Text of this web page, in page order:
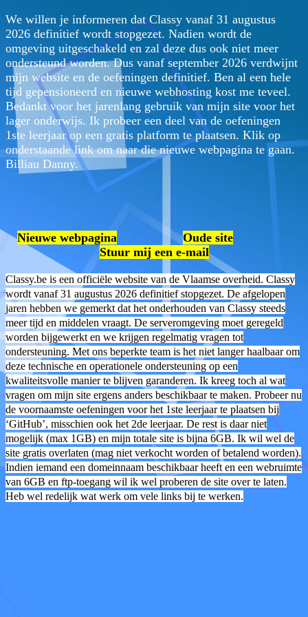
We willen je informeren dat Classy vanaf 31 augustus
2026 definitief wordt stopgezet. Nadien wordt de
omgeving uitgeschakeld en zal deze dus ook niet meer
ondersteund worden. Dus vanaf september 2026 verdwijnt
mijn website en de oefeningen definitief. Ben al een hele
tijd gepensioneerd en nieuwe webhosting kost me teveel.
Bedankt voor het jarenlang gebruik van mijn site voor het
lager onderwijs. Ik probeer een deel van de oefeningen
1ste leerjaar op een gratis platform te plaatsen. Klik op
onderstaande link om naar die nieuwe webpagina te gaan.
Billiau Danny.
Nieuwe webpagina
Oude site
Stuur mij een e-mail
Classy.be is een officiële website van de Vlaamse overheid. Classy
wordt vanaf 31 augustus 2026 definitief stopgezet. De afgelopen
jaren hebben we gemerkt dat het onderhouden van Classy steeds
meer tijd en middelen vraagt. De serveromgeving moet geregeld
worden bijgewerkt en we krijgen regelmatig vragen tot
ondersteuning. Met ons beperkte team is het niet langer haalbaar om
deze technische en operationele ondersteuning op een
kwaliteitsvolle manier te blijven garanderen. Ik kreeg toch al wat
vragen om mijn site ergens anders beschikbaar te maken. Probeer nu
de voornaamste oefeningen voor het 1ste leerjaar te plaatsen bij
‘GitHub’, misschien ook het 2de leerjaar. De rest is daar niet
mogelijk (max 1GB) en mijn totale site is bijna 6GB. Ik wil wel de
site gratis overlaten (mag niet verkocht worden of betalend worden).
Indien iemand een domeinnaam beschikbaar heeft en een webruimte
van 6GB en ftp-toegang wil ik wel proberen de site over te laten.
Heb wel redelijk wat werk om vele links bij te werken.